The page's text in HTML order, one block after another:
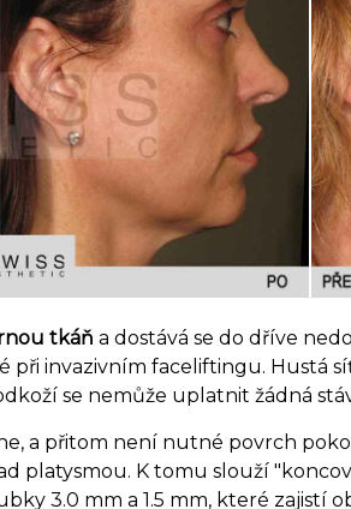
tkáň a dostává se do dříve
invazivním faceliftingu. Hustá
se nemůže uplatnit žádná
a přitom není nutné povrch
platysmou. K tomu slouží
3.0 mm a 1.5 mm, které zajistí